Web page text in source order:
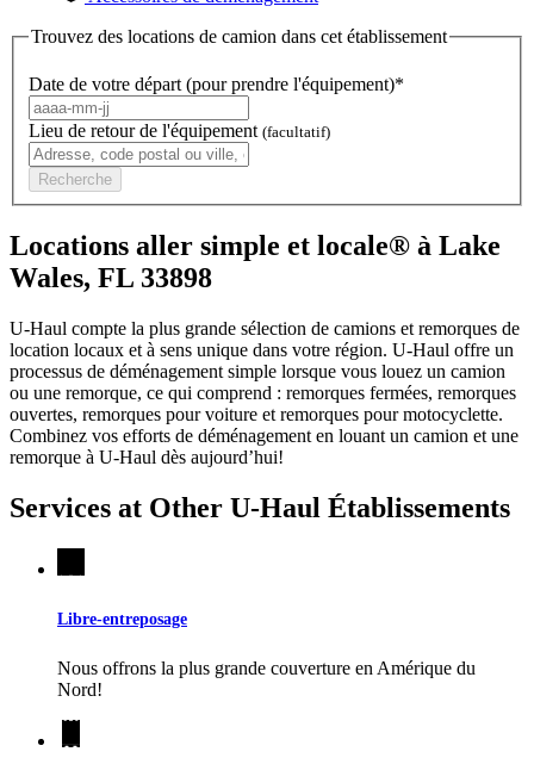
Trouvez des locations de camion dans cet établissement
Date de votre départ (pour prendre l'équipement)*
Lieu de retour de l'équipement (facultatif)
Recherche
Locations aller simple et locale® à Lake
Wales, FL 33898
U-Haul compte la plus grande sélection de camions et remorques de
location locaux et à sens unique dans votre région. U-Haul offre un
processus de déménagement simple lorsque vous louez un camion
ou une remorque, ce qui comprend : remorques fermées, remorques
ouvertes, remorques pour voiture et remorques pour motocyclette.
Combinez vos efforts de déménagement en louant un camion et une
remorque à U-Haul dès aujourd’hui!
Services at Other U-Haul Établissements
Libre-entreposage
Nous offrons la plus grande couverture en Amérique du
Nord!